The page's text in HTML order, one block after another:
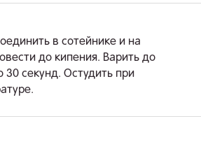
в сотейнике и на
до кипения. Варить до
30 секунд. Остудить при